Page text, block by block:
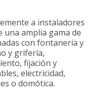
a instaladores
amplia gama de
con fontanería y
y grifería,
fijación y
electricidad,
o domótica.